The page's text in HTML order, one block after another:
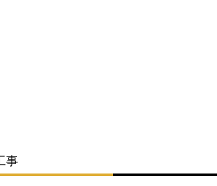
事